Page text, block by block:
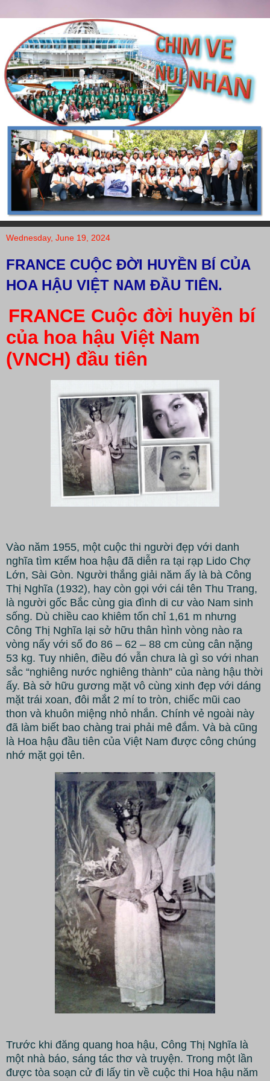
Wednesday, June 19, 2024
FRANCE CUỘC ĐỜI HUYỀN BÍ CỦA
HOA HẬU VIỆT NAM ĐẦU TIÊN.
FRANCE Cuộc đời huyền bí
của hoa hậu Việt Nam
(VNCH) đầu tiên
Vào năm 1955, một cuộc thi người đẹp với danh
nghĩa tìm ᴋɪếᴍ hoa hậu đã diễn ra tại rạp Lido Chợ
Lớn, Sài Gòn. Người thắng giải năm ấy là bà Công
Thị Nghĩa (1932), hay còn gọi với cái tên Thu Trang,
là người gốc Bắc cùng gia đình di cư vào Nam sinh
sống. Dù chiều cao khiêm tốn chỉ 1,61 m nhưng
Công Thị Nghĩa lại sở hữu thân hình vòng nào ra
vòng nấy với số đo 86 – 62 – 88 cm cùng cân nặng
53 kg. Tuy nhiên, điều đó vẫn chưa là gì so với nhan
sắc “nghiêng nước nghiêng thành” của nàng hậu thời
ấy. Bà sở hữu gương mặt vô cùng xinh đẹp với dáng
mặt trái xoan, đôi mắt 2 mí to tròn, chiếc mũi cao
thon và khuôn miệng nhỏ nhắn. Chính vẻ ngoài này
đã làm biết bao chàng trai phải mê đắm. Và bà cũng
là Hoa hậu đầu tiên của Việt Nam được công chúng
nhớ mặt gọi tên.
Trước khi đăng quang hoa hậu, Công Thị Nghĩa là
một nhà báo, sáng tác thơ và truyện. Trong một lần
được tòa soạn cử đi lấy tin về cuộc thi Hoa hậu năm